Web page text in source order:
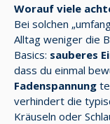
Worauf viele
Bei solchen
Alltag weniger die
Basics: sauberes
dass du einmal
Fadenspannung
verhindert die
Kräuseln oder